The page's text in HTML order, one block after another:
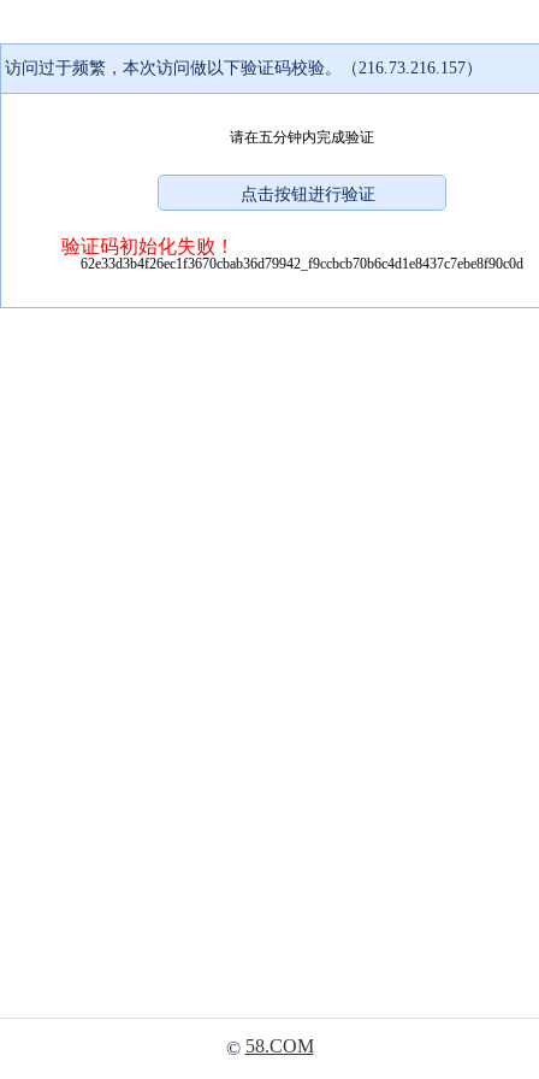
访问过于频繁，本次访问做以下验证码校验。（216.73.216.157）
请在五分钟内完成验证
验证码初始化失败！
62e33d3b4f26ec1f3670cbab36d79942_f9ccbcb70b6c4d1e8437c7ebe8f90c0d
© 58.COM